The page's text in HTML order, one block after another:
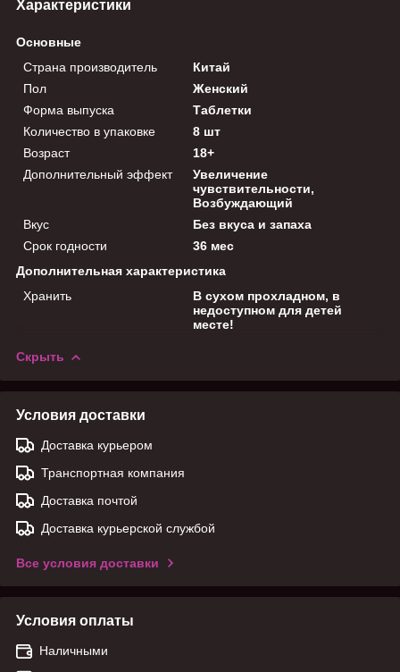
Характеристики
Основные
Страна производитель
Китай
Пол
Женский
Форма выпуска
Таблетки
Количество в упаковке
8 шт
Возраст
18+
Дополнительный эффект
Увеличение
чувствительности,
Возбуждающий
Вкус
Без вкуса и запаха
Срок годности
36 мес
Дополнительная характеристика
Хранить
В сухом прохладном, в
недоступном для детей
месте!
Скрыть
Условия доставки
Доставка курьером
Транспортная компания
Доставка почтой
Доставка курьерской службой
Все условия доставки
Условия оплаты
Наличными